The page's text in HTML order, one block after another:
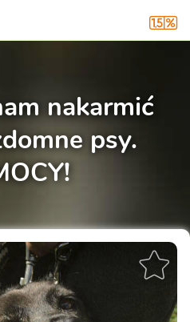
nakarmić
psy.